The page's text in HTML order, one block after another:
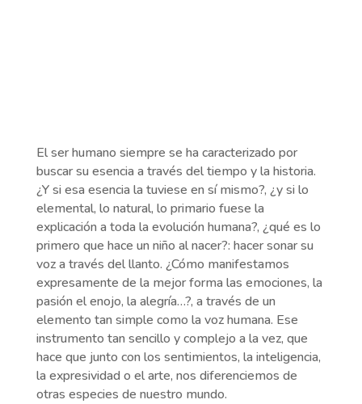
El ser humano siempre se ha caracterizado por
buscar su esencia a través del tiempo y la historia.
¿Y si esa esencia la tuviese en sí mismo?, ¿y si lo
elemental, lo natural, lo primario fuese la
explicación a toda la evolución humana?, ¿qué es lo
primero que hace un niño al nacer?: hacer sonar su
voz a través del llanto. ¿Cómo manifestamos
expresamente de la mejor forma las emociones, la
pasión el enojo, la alegría…?, a través de un
elemento tan simple como la voz humana. Ese
instrumento tan sencillo y complejo a la vez, que
hace que junto con los sentimientos, la inteligencia,
la expresividad o el arte, nos diferenciemos de
otras especies de nuestro mundo.